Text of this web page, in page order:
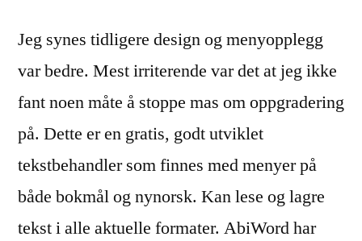
Jeg synes tidligere design og menyopplegg
var bedre. Mest irriterende var det at jeg ikke
fant noen måte å stoppe mas om oppgradering
på. Dette er en gratis, godt utviklet
tekstbehandler som finnes med menyer på
både bokmål og nynorsk. Kan lese og lagre
tekst i alle aktuelle formater. AbiWord har